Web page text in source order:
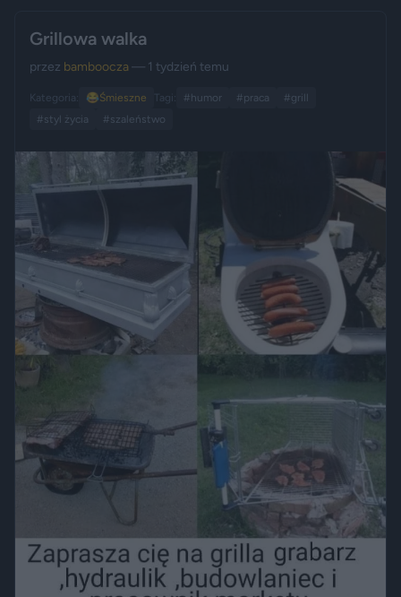
Grillowa walka
przez bamboocza — 1 tydzień temu
Kategoria: 😂Śmieszne Tagi: #humor #praca
#grill
#styl życia
#szaleństwo